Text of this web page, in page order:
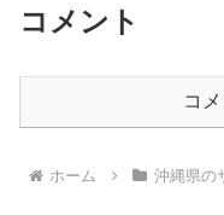
コメント
コ
ホーム 沖縄県の